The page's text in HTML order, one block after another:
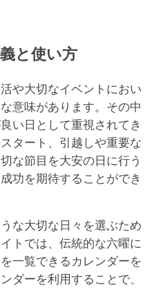
と使い方
や大切なイベントにおい
意味があります。その中
い日として重視されてき
タート、引越しや重要な
な節目を大安の日に行う
功を期待することができ
な大切な日々を選ぶため
トでは、伝統的な六曜に
一覧できるカレンダーを
ダーを利用することで、